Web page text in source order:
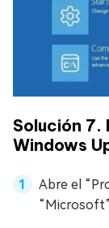
Solución 7.
Windows
Abre el